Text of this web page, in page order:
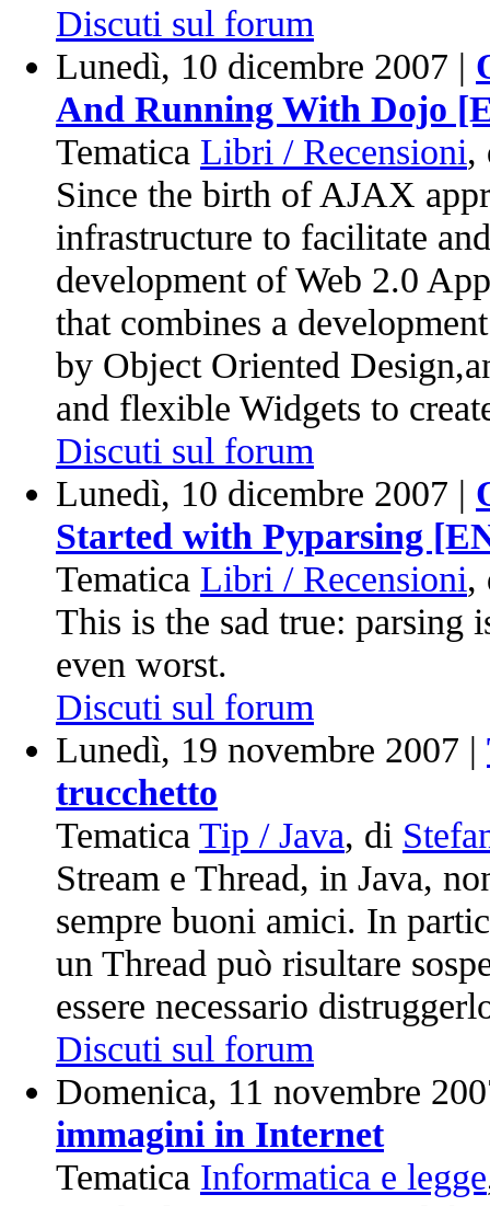
Discuti sul forum
Lunedì, 10 dicembre 2007 |
And Running With Dojo
Tematica Libri / Recensioni,
Since the birth of AJAX
infrastructure to facilitate
development of Web 2.0
that combines a
by Object Oriented
and flexible Widgets to
Discuti sul forum
Lunedì, 10 dicembre 2007 |
Started with Pyparsing
Tematica Libri / Recensioni,
This is the sad true: parsing
even worst.
Discuti sul forum
Lunedì, 19 novembre 2007 |
trucchetto
Tematica Tip / Java, di
Stream e Thread, in Java,
sempre buoni amici. In
un Thread può risultare
essere necessario
Discuti sul forum
Domenica, 11 novembre
immagini in Internet
Tematica Informatica e legge